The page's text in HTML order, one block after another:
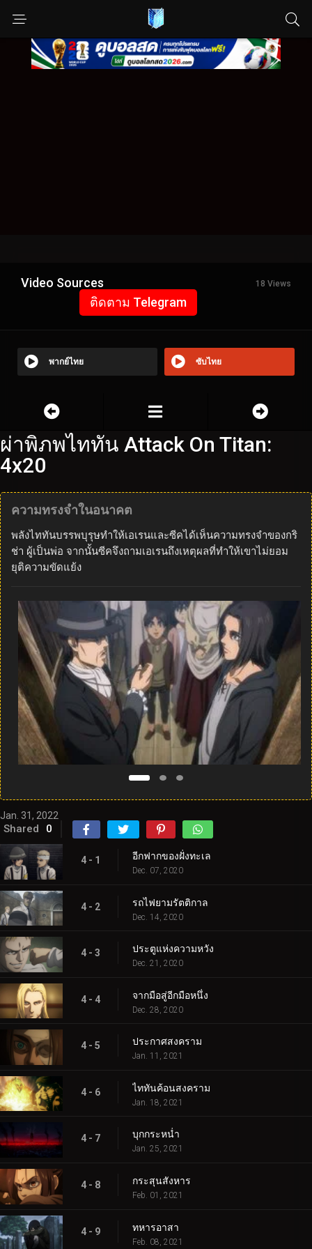
Video Sources 18 Views
ติดตาม Telegram
พากย์ไทย ซับไทย
ผ่าพิภพไททัน Attack On Titan:
4x20
ความทรงจำในอนาคต
พลังไททันบรรพบุรุษทำให้เอเรนและซีคได้เห็นความทรงจำของกริ
ช่า ผู้เป็นพ่อ จากนั้นซีคจึงถามเอเรนถึงเหตุผลที่ทำให้เขาไม่ยอม
ยุติความขัดแย้ง
Jan. 31, 2022
Shared 0
4 - 1 อีกฟากของฝั่งทะเล
Dec. 07, 2020
4 - 2 รถไฟยามรัตติกาล
Dec. 14, 2020
4 - 3 ประตูแห่งความหวัง
Dec. 21, 2020
4 - 4 จากมือสู่อีกมือหนึ่ง
Dec. 28, 2020
4 - 5 ประกาศสงคราม
Jan. 11, 2021
4 - 6 ไททันค้อนสงคราม
Jan. 18, 2021
4 - 7 บุกกระหน่ำ
Jan. 25, 2021
4 - 8 กระสุนสังหาร
Feb. 01, 2021
4 - 9 ทหารอาสา
Feb. 08, 2021